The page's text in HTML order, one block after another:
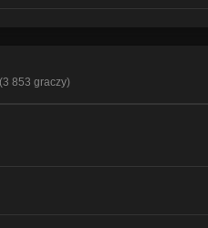
(3 853 graczy)